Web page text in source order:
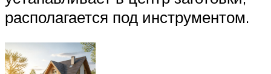
располагается под инструментом.